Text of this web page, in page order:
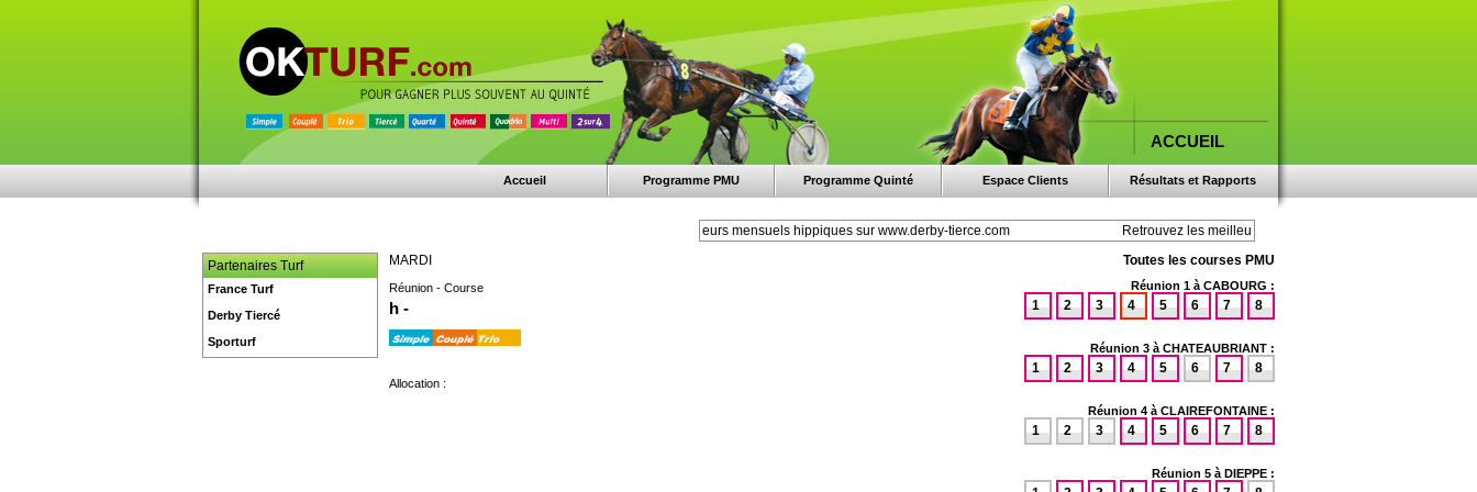
ACCUEIL
Résultats et Rapports
Espace Clients
Programme Quinté
Programme PMU
Accueil
Toutes les courses PMU
Réunion 1 à CABOURG :
8
7
6
5
4
3
2
1
Réunion 3 à CHATEAUBRIANT :
8
7
6
5
4
3
2
1
Réunion 4 à CLAIREFONTAINE :
8
7
6
5
4
3
2
1
Réunion 5 à DIEPPE :
MARDI
Réunion - Course
h -
Allocation :
Partenaires Turf
France Turf
Derby Tiercé
Sporturf